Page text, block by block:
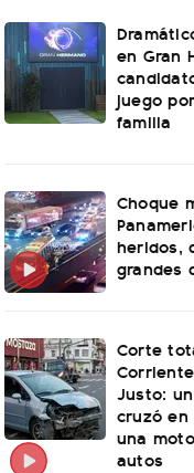
en Gran
juego
familia
Choque
heridos,
grandes
Corte
Justo:
cruzó en
una
autos